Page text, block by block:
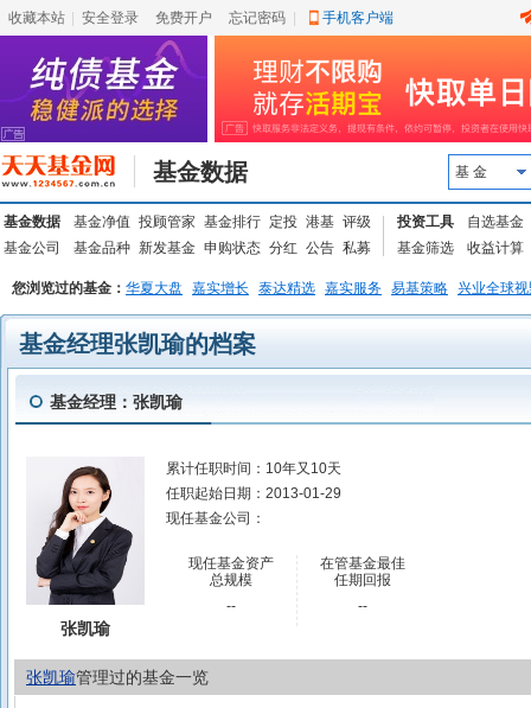
收藏本站 安全登录 免费开户 忘记密码 手机客户端
基金数据 基 金
基金数据 基金净值 投顾管家 基金排行 定投 港基 评级
基金公司
基金品种 新发基金 申购状态 分红 公告 私募
投资工具
自选基金
基金筛选
收益计算
您浏览过的基金： 华夏大盘 嘉实增长 泰达精选 嘉实服务 易基策略 兴业全球
基金经理张凯瑜的档案
基金经理：张凯瑜
张凯瑜
累计任职时间： 10年又10天
任职起始日期： 2013-01-29
现任基金公司：
现任基金资产
总规模
--
在管基金最佳
任期回报
--
张凯瑜管理过的基金一览